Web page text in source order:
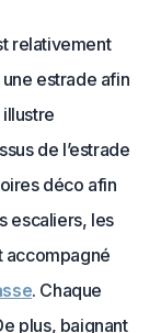
relativement
estrade afin
de l’estrade
déco afin
escaliers, les
accompagné
. Chaque
plus, baignant